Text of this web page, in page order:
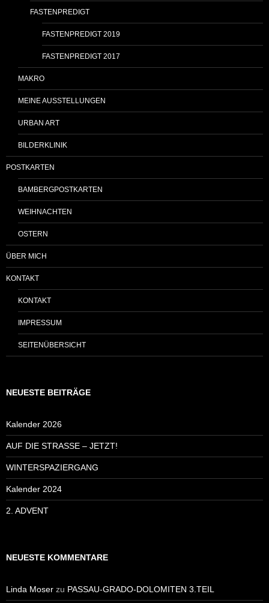
FASTENPREDIGT
FASTENPREDIGT 2019
FASTENPREDIGT 2017
MAKRO
MEINE AUSSTELLUNGEN
URBAN ART
BILDERKLINIK
POSTKARTEN
BAMBERGPOSTKARTEN
WEIHNACHTEN
OSTERN
ÜBER MICH
KONTAKT
KONTAKT
IMPRESSUM
SEITENÜBERSICHT
NEUESTE BEITRÄGE
Kalender 2026
AUF DIE STRASSE – JETZT!
WINTERSPAZIERGANG
Kalender 2024
2. ADVENT
NEUESTE KOMMENTARE
Linda Moser zu PASSAU-GRADO-DOLOMITEN 3.TEIL